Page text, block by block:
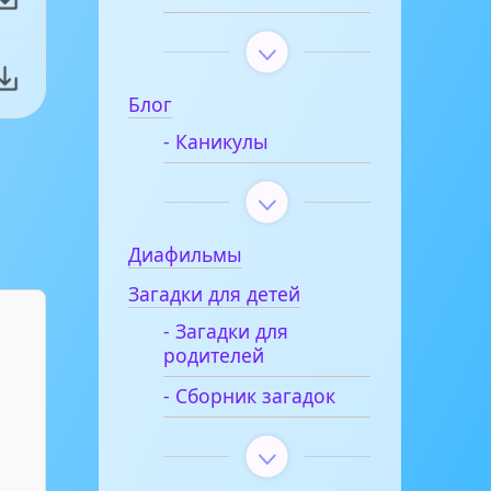
Блог
- Каникулы
Диафильмы
Загадки для детей
- Загадки для
родителей
- Сборник загадок